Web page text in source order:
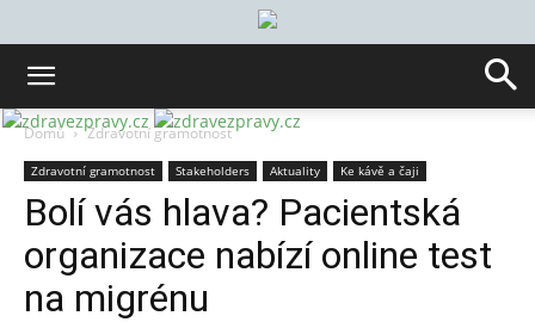
Domů Zdravotní gramotnost
Zdravotní gramotnost Stakeholders Aktuality Ke kávě a čaji
Bolí vás hlava? Pacientská
organizace nabízí online test
na migrénu